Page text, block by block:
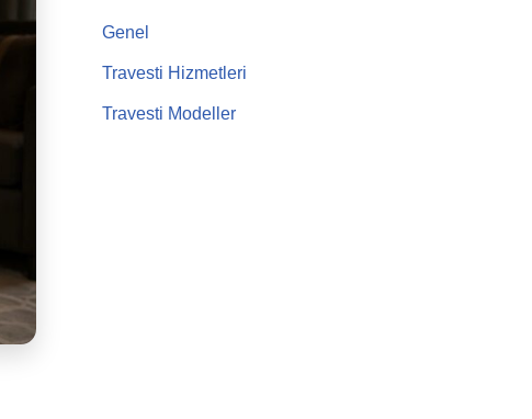
Genel
Travesti Hizmetleri
Travesti Modeller